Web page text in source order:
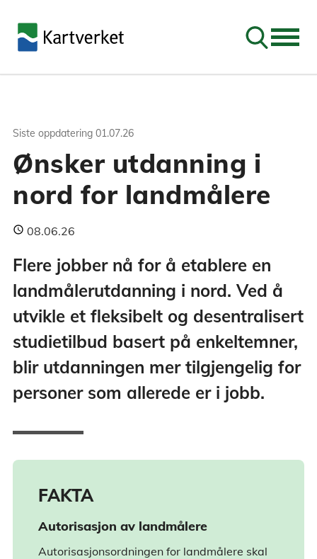
Søk
Siste oppdatering 01.07.26
Ønsker utdanning i
nord for landmålere
08.06.26
Flere jobber nå for å etablere en
landmålerutdanning i nord. Ved å
utvikle et fleksibelt og desentralisert
studietilbud basert på enkeltemner,
blir utdanningen mer tilgjengelig for
personer som allerede er i jobb.
FAKTA
Autorisasjon av landmålere
Autorisasjonsordningen for landmålere skal